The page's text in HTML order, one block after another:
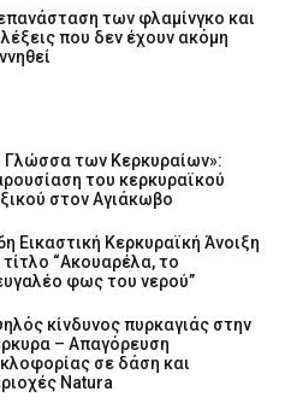
των φλαμίνγκο και
λέξεις που δεν έχουν ακόμη
Γλώσσα των Κερκυραίων»:
του κερκυραϊκού
στον Αγιάκωβο
Εικαστική Κερκυραϊκή Άνοιξη
τίτλο “Ακουαρέλα, το
φως του νερού”
κίνδυνος πυρκαγιάς στην
– Απαγόρευση
σε δάση και
Natura